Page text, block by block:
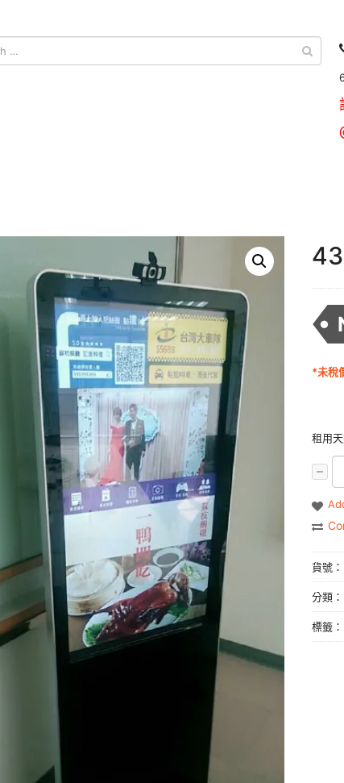
*未稅
租用
貨號
分類：
標籤